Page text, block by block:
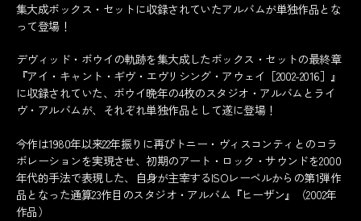
集大成ボックス・セットに収録されていたアルバムが単独作品とな
って登場！
デヴィッド・ボウイの軌跡を集大成したボックス・セットの最終章
『アイ・キャント・ギヴ・エヴリシング・アウェイ［2002-2016］』
に収録されていた、ボウイ晩年の4枚のスタジオ・アルバムとライ
ヴ・アルバムが、それぞれ単独作品として遂に登場！
今作は1980年以来22年振りに再びトニー・ヴィスコンティとのコラ
ボレーションを実現させ、初期のアート・ロック・サウンドを2000
年代的手法で表現した、自身が主宰するISOレーベルからの第1弾作
品となった通算23作目のスタジオ・アルバム『ヒーザン』（2002年
作品）